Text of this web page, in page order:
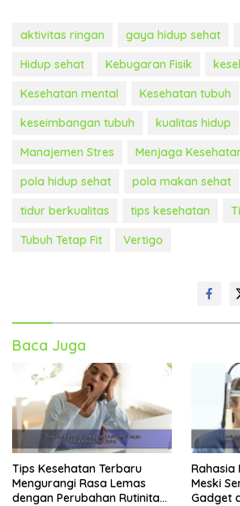
aktivitas ringan gaya hidup sehat
Hidup sehat
Kebugaran Fisik
Kesehatan mental
Kesehatan tubuh
keseimbangan tubuh
kualitas hidup
Manajemen Stres
Menjaga
pola hidup sehat
pola makan sehat
tidur berkualitas
tips kesehatan
Tubuh Tetap Fit
Vertigo
Baca Juga
Tips Kesehatan Terbaru
Mengurangi Rasa Lemas
dengan Perubahan Rutinitas
Rahasia
Meski
Gadget